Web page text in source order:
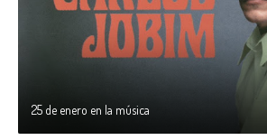
25 de enero en la música